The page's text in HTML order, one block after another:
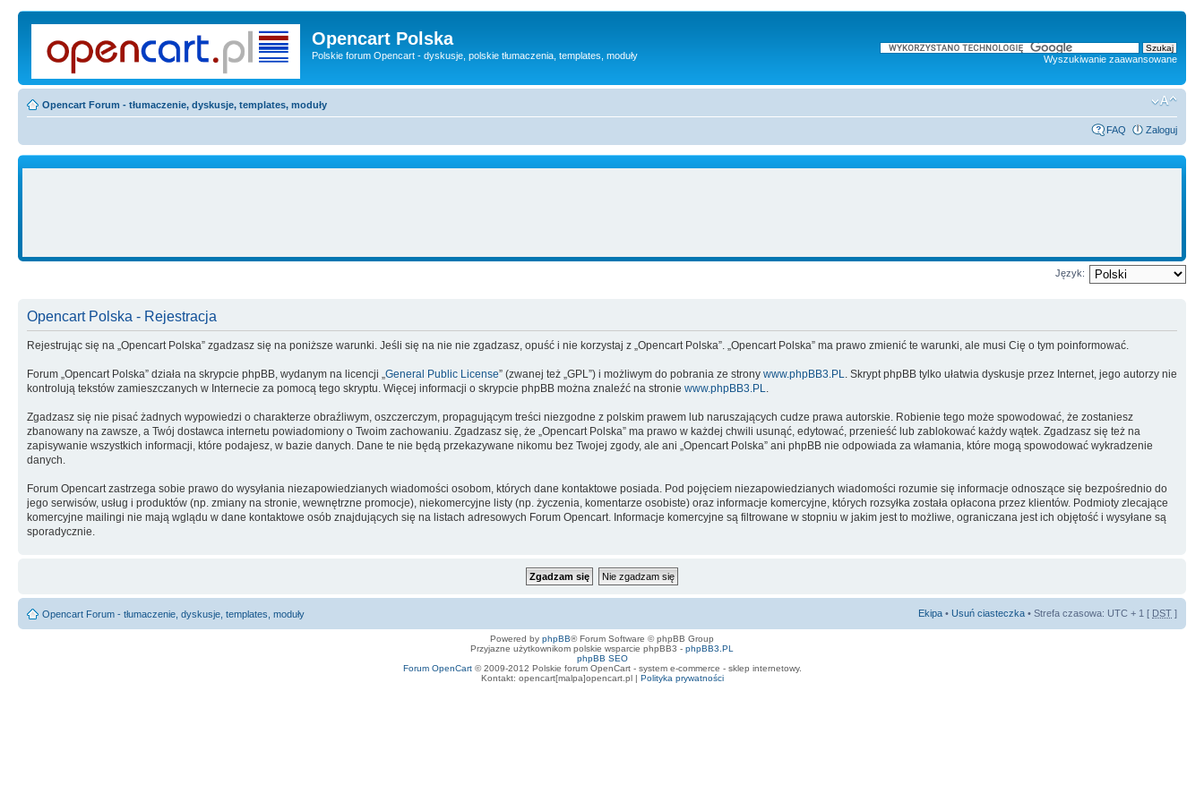
Opencart Polska
Polskie forum Opencart - dyskusje, polskie tłumaczenia, templates, moduły Wyszukiwanie zaawansowane
Opencart Forum - tłumaczenie, dyskusje, templates, moduły
FAQ Zaloguj
Język:
Opencart Polska - Rejestracja
Rejestrując się na „Opencart Polska” zgadzasz się na poniższe warunki. Jeśli się na nie nie zgadzasz, opuść i nie korzystaj z „Opencart Polska”. „Opencart Polska” ma prawo zmienić te warunki, ale musi Cię o tym poinformować.
Forum „Opencart Polska” działa na skrypcie phpBB, wydanym na licencji „ General Public License” (zwanej też „GPL”) i możliwym do pobrania ze strony www.phpBB3.PL
. Skrypt phpBB tylko ułatwia dyskusje przez Internet, jego autorzy nie
kontrolują tekstów zamieszczanych w Internecie za pomocą tego skryptu. Więcej informacji o skrypcie phpBB można znaleźć na stronie www.phpBB3.PL
Zgadzasz się nie pisać żadnych wypowiedzi o charakterze obraźliwym, oszczerczym, propagującym treści niezgodne z polskim prawem lub naruszających cudze prawa autorskie. Robienie tego może spowodować, że zostaniesz
zbanowany na zawsze, a Twój dostawca internetu powiadomiony o Twoim zachowaniu. Zgadzasz się, że „Opencart Polska” ma prawo w każdej chwili usunąć, edytować, przenieść lub zablokować każdy wątek. Zgadzasz się też na
zapisywanie wszystkich informacji, które podajesz, w bazie danych. Dane te nie będą przekazywane nikomu bez Twojej zgody, ale ani „Opencart Polska” ani phpBB nie odpowiada za włamania, które mogą spowodować wykradzenie
danych.
Forum Opencart zastrzega sobie prawo do wysyłania niezapowiedzianych wiadomości osobom, których dane kontaktowe posiada. Pod pojęciem niezapowiedzianych wiadomości rozumie się informacje odnoszące się bezpośrednio do
jego serwisów, usług i produktów (np. zmiany na stronie, wewnętrzne promocje), niekomercyjne listy (np. życzenia, komentarze osobiste) oraz informacje komercyjne, których rozsyłka została opłacona przez klientów. Podmioty zlecające
komercyjne mailingi nie mają wglądu w dane kontaktowe osób znajdujących się na listach adresowych Forum Opencart. Informacje komercyjne są filtrowane w stopniu w jakim jest to możliwe, ograniczana jest ich objętość i wysyłane są
sporadycznie.
Opencart Forum - tłumaczenie, dyskusje, templates, moduły Ekipa • Usuń ciasteczka • Strefa czasowa: UTC + 1 [ DST ]
Powered by phpBB® Forum Software © phpBB Group
Przyjazne użytkownikom polskie wsparcie phpBB3 - phpBB3.PL
phpBB SEO
Forum OpenCart© 2009-2012 Polskie forum OpenCart - system e-commerce - sklep internetowy.
Kontakt: opencart[malpa]opencart.pl | Polityka prywatności